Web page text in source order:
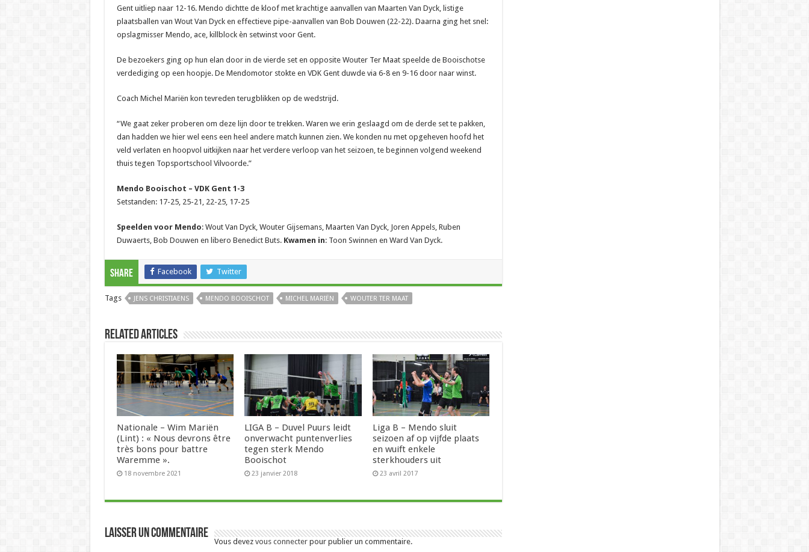
Gent uitliep naar 12-16. Mendo dichtte de kloof met krachtige aanvallen van Maarten Van Dyck, listige
plaatsballen van Wout Van Dyck en effectieve pipe-aanvallen van Bob Douwen (22-22). Daarna ging het snel:
opslagmisser Mendo, ace, killblock èn setwinst voor Gent.
De bezoekers ging op hun elan door in de vierde set en opposite Wouter Ter Maat speelde de Booischotse
verdediging op een hoopje. De Mendomotor stokte en VDK Gent duwde via 6-8 en 9-16 door naar winst.
Coach Michel Mariën kon tevreden terugblikken op de wedstrijd.
“We gaat zeker proberen om deze lijn door te trekken. Waren we erin geslaagd om de derde set te pakken,
dan hadden we hier wel eens een heel andere match kunnen zien. We konden nu met opgeheven hoofd het
veld verlaten en hoopvol uitkijken naar het verdere verloop van het seizoen, te beginnen volgend weekend
thuis tegen Topsportschool Vilvoorde.”
Mendo Booischot – VDK Gent 1-3
Setstanden: 17-25, 25-21, 22-25, 17-25
Speelden voor Mendo: Wout Van Dyck, Wouter Gijsemans, Maarten Van Dyck, Joren Appels, Ruben
Duwaerts, Bob Douwen en libero Benedict Buts. Kwamen in: Toon Swinnen en Ward Van Dyck.
Share Facebook Twitter
Tags JENS CHRISTIAENS MENDO BOOISCHOT MICHEL MARIËN WOUTER TER MAAT
Related Articles
Nationale – Wim Mariën
(Lint) : « Nous devrons être
très bons pour battre
Waremme ».
18 novembre 2021
LIGA B – Duvel Puurs leidt
onverwacht puntenverlies
tegen sterk Mendo
Booischot
23 janvier 2018
Liga B – Mendo sluit
seizoen af op vijfde plaats
en wuift enkele
sterkhouders uit
23 avril 2017
Laisser un commentaire
Vous devez vous connecterpour publier un commentaire.